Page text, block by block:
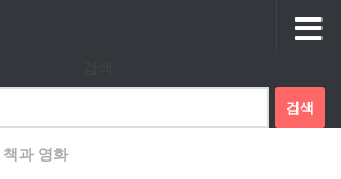
색:
책과 영화